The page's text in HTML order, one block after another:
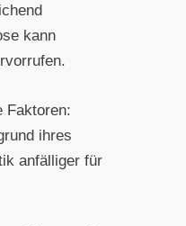
kann
Faktoren:
ihres
anfälliger für